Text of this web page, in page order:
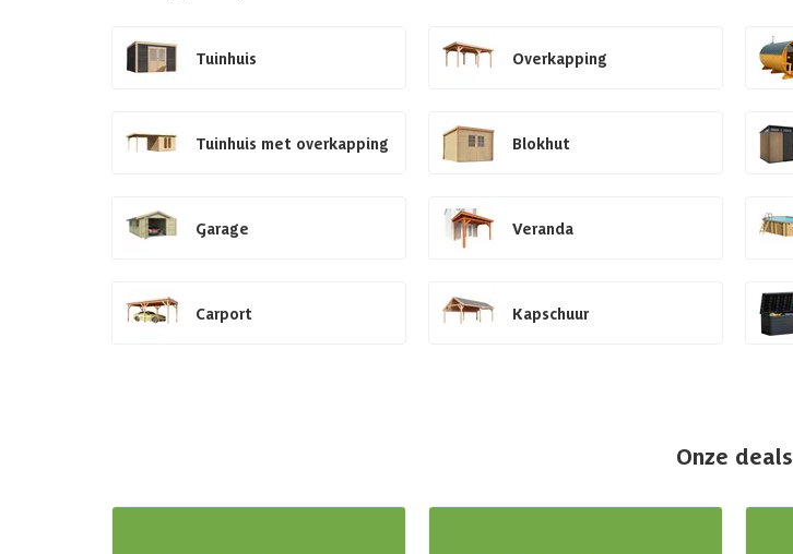
Tuinhuis Overkapping
Tuinhuis met overkapping Blokhut
Garage Veranda
Carport Kapschuur
Onze deals